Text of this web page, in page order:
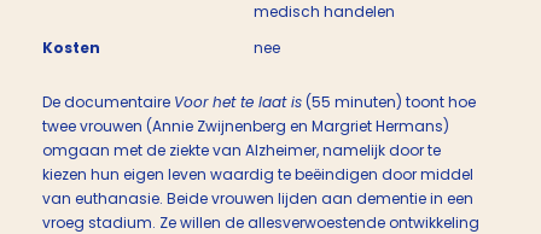
medisch handelen
Kosten
nee
De documentaire Voor het te laat is(55 minuten) toont hoe
twee vrouwen (Annie Zwijnenberg en Margriet Hermans)
omgaan met de ziekte van Alzheimer, namelijk door te
kiezen hun eigen leven waardig te beëindigen door middel
van euthanasie. Beide vrouwen lijden aan dementie in een
vroeg stadium. Ze willen de allesverwoestende ontwikkeling